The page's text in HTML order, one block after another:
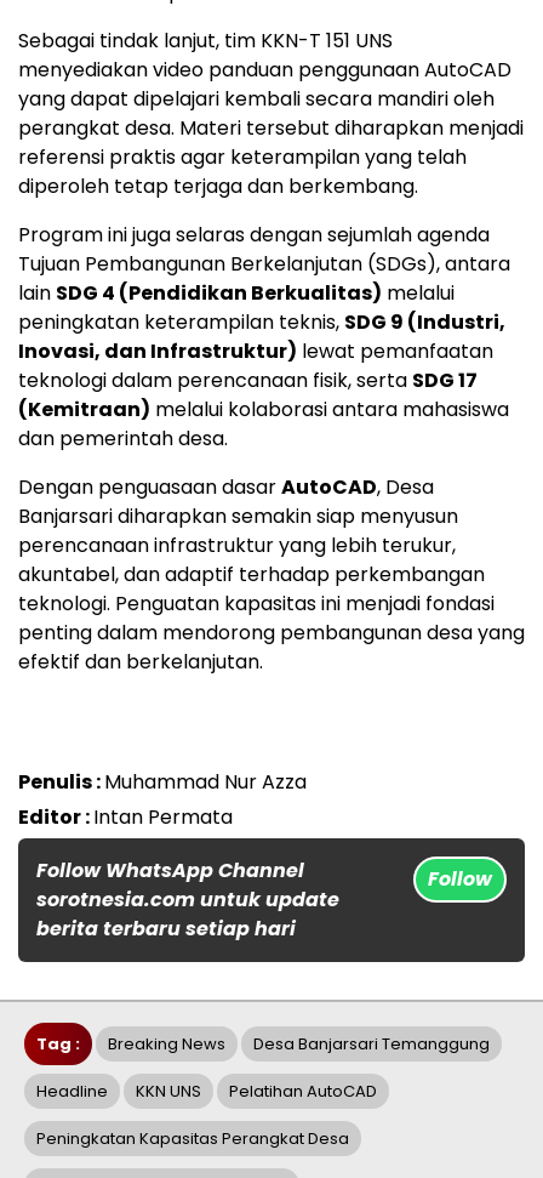
Sebagai tindak lanjut, tim KKN-T 151 UNS
menyediakan video panduan penggunaan AutoCAD
yang dapat dipelajari kembali secara mandiri oleh
perangkat desa. Materi tersebut diharapkan menjadi
referensi praktis agar keterampilan yang telah
diperoleh tetap terjaga dan berkembang.
Program ini juga selaras dengan sejumlah agenda
Tujuan Pembangunan Berkelanjutan (SDGs), antara
lain SDG 4 (Pendidikan Berkualitas) melalui
peningkatan keterampilan teknis, SDG 9 (Industri,
Inovasi, dan Infrastruktur) lewat pemanfaatan
teknologi dalam perencanaan fisik, serta SDG 17
(Kemitraan) melalui kolaborasi antara mahasiswa
dan pemerintah desa.
Dengan penguasaan dasarAutoCAD, Desa
Banjarsari diharapkan semakin siap menyusun
perencanaan infrastruktur yang lebih terukur,
akuntabel, dan adaptif terhadap perkembangan
teknologi. Penguatan kapasitas ini menjadi fondasi
penting dalam mendorong pembangunan desa yang
efektif dan berkelanjutan.
Penulis :Muhammad Nur Azza
Editor :Intan Permata
Follow WhatsApp Channel
sorotnesia.com untuk update
berita terbaru setiap hari
Follow
Tag : Breaking News Desa Banjarsari Temanggung
Headline KKN UNS Pelatihan AutoCAD
Peningkatan Kapasitas Perangkat Desa